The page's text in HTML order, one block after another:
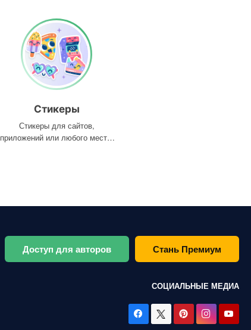
Стикеры
Стикеры для сайтов,
приложений или любого места,
Доступ для авторов Стань Премиум
СОЦИАЛЬНЫЕ МЕДИА